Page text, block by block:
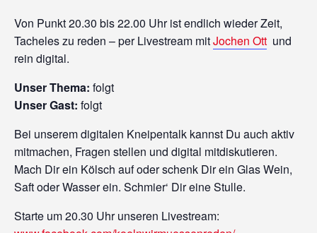
Von Punkt 20.30 bis 22.00 Uhr ist endlich wieder Zeit,
Tacheles zu reden – per Livestream mitJochen Ott und
rein digital.
Unser Thema: folgt
Unser Gast: folgt
Bei unserem digitalen Kneipentalk kannst Du auch aktiv
mitmachen, Fragen stellen und digital mitdiskutieren.
Mach Dir ein Kölsch auf oder schenk Dir ein Glas Wein,
Saft oder Wasser ein. Schmier‘ Dir eine Stulle.
Starte um 20.30 Uhr unseren Livestream: